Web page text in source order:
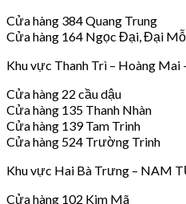
Cửa hàng 384 Quang Trung
Cửa hàng 164 Ngọc Đại, Đại Mỗ
Khu vực Thanh Trì – Hoàng Mai
Cửa hàng 22 cầu dậu
Cửa hàng 135 Thanh Nhàn
Cửa hàng 139 Tam Trinh
Cửa hàng 524 Trường Trinh
Khu vực Hai Bà Trưng – NAM
Cửa hàng 102 Kim Mã